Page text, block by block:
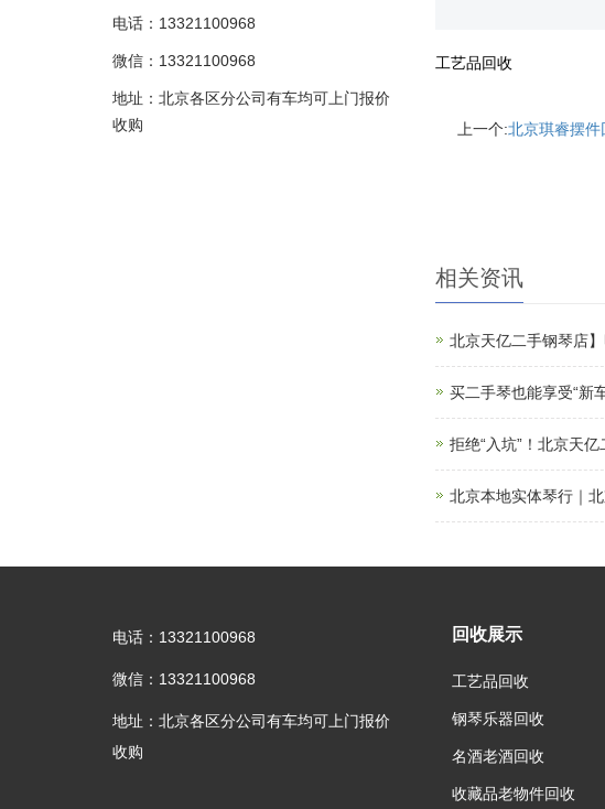
工艺品回收
上一个:北京琪睿摆
相关资讯
北京天亿二手钢琴店
买二手琴也能享受“新
拒绝“入坑”！北京天
北京本地实体琴行｜
电话：13321100968
微信：13321100968
地址：北京各区分公司有车均可上门报价
收购
电话：13321100968
微信：13321100968
地址：北京各区分公司有车均可上门报价
收购
回收展示
工艺品回收
钢琴乐器回收
名酒老酒回收
收藏品老物件回收